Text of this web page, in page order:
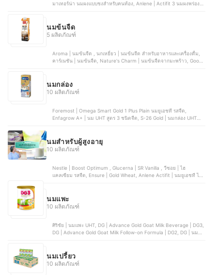
มาเทอร์น่า นมผงแบบชงสำหรับคนท้อง, Anlene | Actifit 3 นมผงพร่อง
นมข้นจืด
5 ผลิตภัณฑ์
Aroma | นมข้นจืด , นกเหยี่ยว | นมข้นจืด สำหรับอาหารและเครื่องดื่ม,
คาร์เนชัน | นมข้นจืด, Nature's Charm | นมข้นจืดจากมะพร้าว, Good
นมกล่อง
10 ผลิตภัณฑ์
Foremost | Omega Smart Gold 1 Plus Plain นมยูเอชที รสจืด,
Enfagrow A+ | นม UHT สูตร 3 ชนิดจืด, S-26 Gold | นมกล่อง UHT
นมสำหรับผู้สูงอายุ
10 ผลิตภัณฑ์
Nestle | Boost Optimum , Glucerna | SR Vanilla , วีซอย | ไฮ
แคลเซียม รสจืด, Ensure | Gold Wheat, Anlene Actifit | นมยูเอชที ไข
นมแพะ
10 ผลิตภัณฑ์
ศิริชัย | นมแพะ UHT, DG | Advance Gold Goat Milk Beverage | DG3,
DG | Advance Gold Goat Milk Follow-on Formula | DG2, DG | นม
นมเปรี้ยว
10 ผลิตภัณฑ์